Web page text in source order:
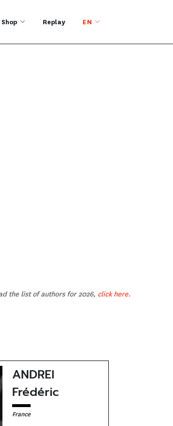
Shop Replay EN
the list of authors for 2026, click here.
ANDREI
Frédéric
France